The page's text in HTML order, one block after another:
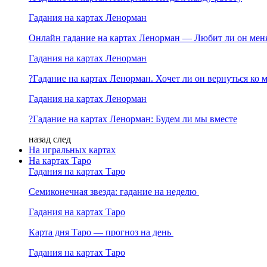
Гадания на картах Ленорман
Онлайн гадание на картах Ленорман — Любит ли он
Гадания на картах Ленорман
?Гадание на картах Ленорман. Хочет ли он вернуться ко
Гадания на картах Ленорман
?Гадание на картах Ленорман: Будем ли мы вместе
назад след
На игральных картах
На картах Таро
Гадания на картах Таро
Семиконечная звезда: гадание на неделю
Гадания на картах Таро
Карта дня Таро — прогноз на день
Гадания на картах Таро